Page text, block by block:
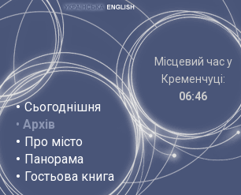
• Сьогоднішня
• Архів
• Про місто
• Панорама
• Гостьова книга
Місцевий час у
Кременчуці:
06:46